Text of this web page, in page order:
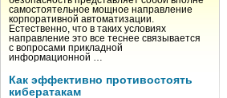
самостоятельное мощное направление
корпоративной автоматизации.
Естественно, что в таких условиях
направление это все теснее связывается
с вопросами прикладной
информационной …
Как эффективно противостоять
кибератакам